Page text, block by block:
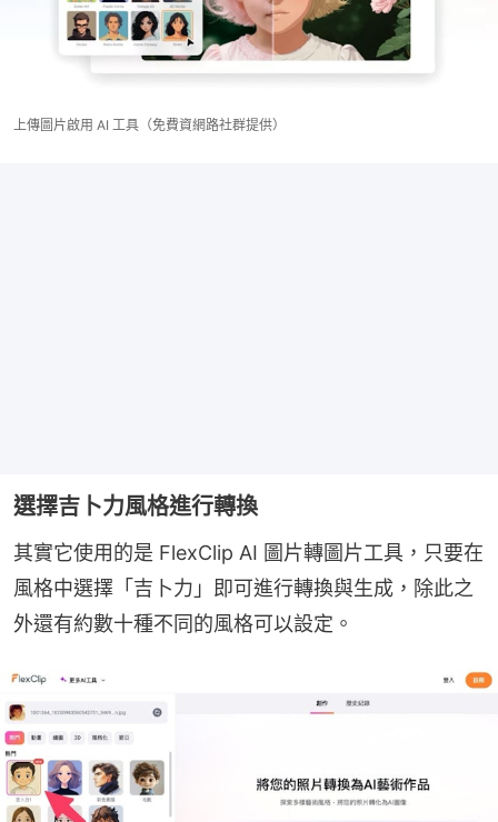
上傳圖片啟用 AI 工具（免費資網路社群提供）
選擇吉卜力風格進行轉換
其實它使用的是 FlexClip AI 圖片轉圖片工具，只要在
風格中選擇「吉卜力」即可進行轉換與生成，除此之
外還有約數十種不同的風格可以設定。